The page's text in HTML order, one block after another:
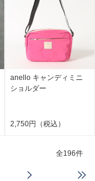
anello キャンディミニ
ショルダー
2,750円（税込）
全196件